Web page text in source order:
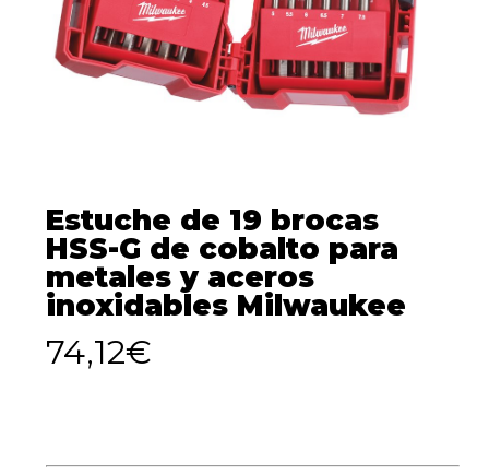
Estuche de 19 brocas
HSS-G de cobalto para
metales y aceros
inoxidables Milwaukee
74,12€